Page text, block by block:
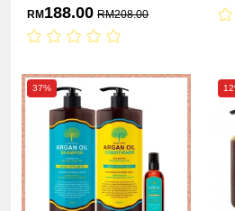
RM 188.00 RM208.00
37%